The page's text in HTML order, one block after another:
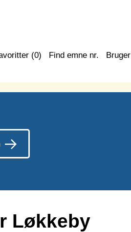
(0) Find emne nr. Bruger
Løkkeby